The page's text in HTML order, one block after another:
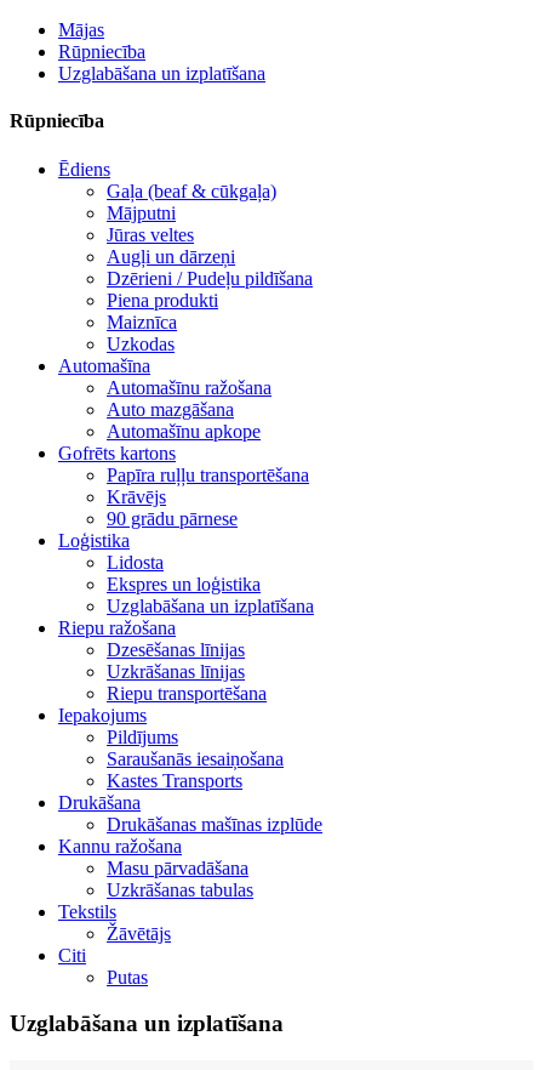
Mājas
Rūpniecība
Uzglabāšana un izplatīšana
Rūpniecība
Ēdiens
Gaļa (beaf & cūkgaļa)
Mājputni
Jūras veltes
Augļi un dārzeņi
Dzērieni / Pudeļu pildīšana
Piena produkti
Maiznīca
Uzkodas
Automašīna
Automašīnu ražošana
Auto mazgāšana
Automašīnu apkope
Gofrēts kartons
Papīra ruļļu transportēšana
Krāvējs
90 grādu pārnese
Loģistika
Lidosta
Ekspres un loģistika
Uzglabāšana un izplatīšana
Riepu ražošana
Dzesēšanas līnijas
Uzkrāšanas līnijas
Riepu transportēšana
Iepakojums
Pildījums
Saraušanās iesaiņošana
Kastes Transports
Drukāšana
Drukāšanas mašīnas izplūde
Kannu ražošana
Masu pārvadāšana
Uzkrāšanas tabulas
Tekstils
Žāvētājs
Citi
Putas
Uzglabāšana un izplatīšana